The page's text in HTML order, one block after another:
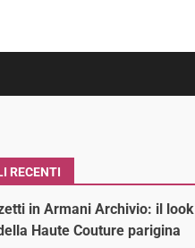
RECENTI
in Armani Archivio: il look
Haute Couture parigina